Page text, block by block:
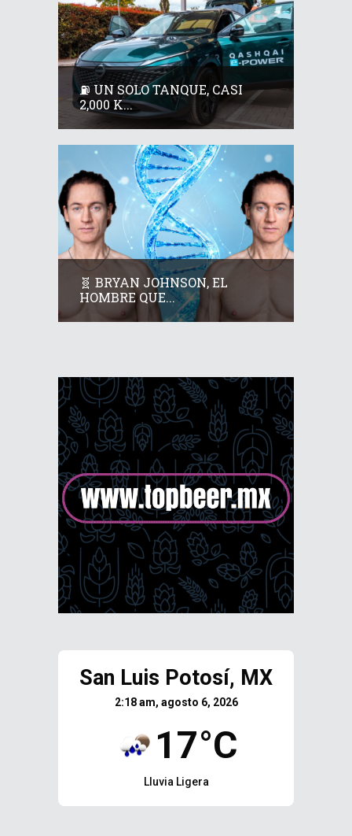
⛽ UN SOLO TANQUE, CASI
2,000 K...
🧬 BRYAN JOHNSON, EL
HOMBRE QUE...
San Luis Potosí, MX
2:18 am, agosto 6, 2026
17°C
Lluvia Ligera